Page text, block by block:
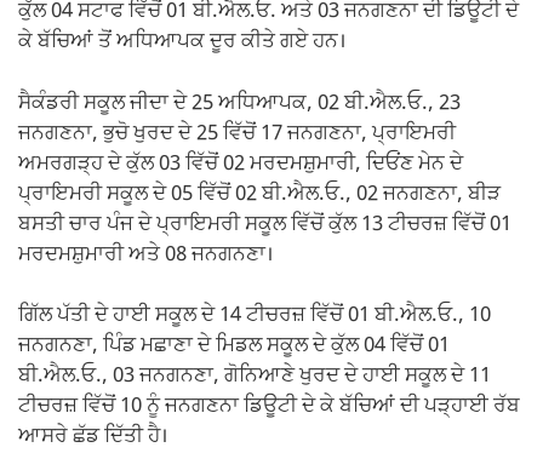
ਕੁੱਲ 04 ਸਟਾਫ ਵਿੱਚੋਂ 01 ਬੀ.ਐਲ.ਓ. ਅਤੇ 03 ਜਨਗਣਨਾ ਦੀ ਡਿਊਟੀ ਦੇ
ਕੇ ਬੱਚਿਆਂ ਤੋਂ ਅਧਿਆਪਕ ਦੂਰ ਕੀਤੇ ਗਏ ਹਨ।
ਸੈਕੰਡਰੀ ਸਕੂਲ ਜੀਦਾ ਦੇ 25 ਅਧਿਆਪਕ, 02 ਬੀ.ਐਲ.ਓ., 23
ਜਨਗਣਨਾ, ਭੁਚੋ ਖੁਰਦ ਦੇ 25 ਵਿੱਚੋਂ 17 ਜਨਗਣਨਾ, ਪ੍ਰਾਇਮਰੀ
ਅਮਰਗੜ੍ਹ ਦੇ ਕੁੱਲ 03 ਵਿੱਚੋਂ 02 ਮਰਦਮਸ਼ੁਮਾਰੀ, ਦਿਓਂਣ ਮੇਨ ਦੇ
ਪ੍ਰਾਇਮਰੀ ਸਕੂਲ ਦੇ 05 ਵਿੱਚੋਂ 02 ਬੀ.ਐਲ.ਓ., 02 ਜਨਗਣਨਾ, ਬੀੜ
ਬਸਤੀ ਚਾਰ ਪੰਜ ਦੇ ਪ੍ਰਾਇਮਰੀ ਸਕੂਲ ਵਿੱਚੋਂ ਕੁੱਲ 13 ਟੀਚਰਜ਼ ਵਿੱਚੋਂ 01
ਮਰਦਮਸ਼ੁਮਾਰੀ ਅਤੇ 08 ਜਨਗਨਣਾ।
ਗਿੱਲ ਪੱਤੀ ਦੇ ਹਾਈ ਸਕੂਲ ਦੇ 14 ਟੀਚਰਜ਼ ਵਿੱਚੋਂ 01 ਬੀ.ਐਲ.ਓ., 10
ਜਨਗਨਣਾ, ਪਿੰਡ ਮਛਾਣਾ ਦੇ ਮਿਡਲ ਸਕੂਲ ਦੇ ਕੁੱਲ 04 ਵਿੱਚੋਂ 01
ਬੀ.ਐਲ.ਓ., 03 ਜਨਗਨਣਾ, ਗੋਨਿਆਣੇ ਖੁਰਦ ਦੇ ਹਾਈ ਸਕੂਲ ਦੇ 11
ਟੀਚਰਜ਼ ਵਿੱਚੋਂ 10 ਨੂੰ ਜਨਗਣਨਾ ਡਿਊਟੀ ਦੇ ਕੇ ਬੱਚਿਆਂ ਦੀ ਪੜ੍ਹਾਈ ਰੱਬ
ਆਸਰੇ ਛੱਡ ਦਿੱਤੀ ਹੈ।